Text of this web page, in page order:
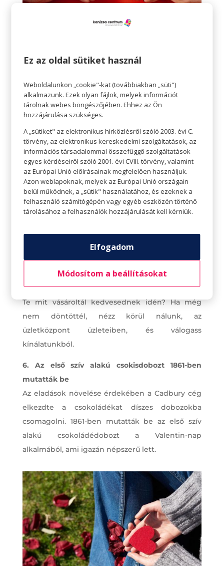
ajándékot
szeretetre! Igazából nem is olyan meglepő, hogy
sokan kutyájuknak, macskájuknak
kedveskednek, hiszen gyakran ők jelentik a
családot, legjobb barátot. Szintén világszinten
sok-sok millió ajándékot zsebelnek be szőrös
kedvenceink.
5. A legtöbbet az ékszerekre költenek az
ajándékozók
A cukorka és a virágok talán a leggyakoribb
legtöbbet. A második legdrágább ajándék a
Te mit vásároltál kedvesednek idén? Ha még
nem döntöttél, nézz körül nálunk, az
üzletközpont üzleteiben, és válogass
kínálatunkból.
6. Az első szív alakú csokisdobozt 1861-ben
mutatták be
Az eladások növelése érdekében a Cadbury cég
elkezdte a csokoládékat díszes dobozokba
csomagolni. 1861-ben mutatták be az első szív
alakú csokoládédobozt a Valentin-nap
alkalmából, ami igazán népszerű lett.
Ez az oldal sütiket használ
Weboldalunkon „cookie"-kat (továbbiakban „süti")
alkalmazunk. Ezek olyan fájlok, melyek információt
tárolnak webes böngészőjében. Ehhez az Ön
hozzájárulása szükséges.
A „sütiket" az elektronikus hírközlésről szóló 2003. évi C.
törvény, az elektronikus kereskedelmi szolgáltatások, az
információs társadalommal összefüggő szolgáltatások
egyes kérdéseiről szóló 2001. évi CVIII. törvény, valamint
az Európai Unió előírásainak megfelelően használjuk.
Azon weblapoknak, melyek az Európai Unió országain
belül működnek, a „sütik" használatához, és ezeknek a
felhasználó számítógépén vagy egyéb eszközén történő
tárolásához a felhasználók hozzájárulását kell kérniük.
Elfogadom
Módosítom a beállításokat